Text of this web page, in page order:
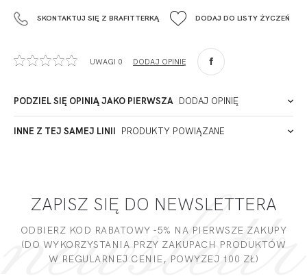
Fashiontex Group Sp.z o.o. Spółka komandytowa
+48 42 719 43 15
90-057
Polska
ADRES PUNKTU KONTAKTOWEGO
SKONTAKTUJ SIĘ Z BRAFITTERKĄ DODAJ DO LISTY ŻYCZEŃ
UWAGI 0 DODAJ OPINIĘ
PODZIEL SIĘ OPINIĄ JAKO PIERWSZA DODAJ OPINIĘ
Miałeś już kontakt z naszym produktem? Zostaw opinię
INNE Z TEJ SAMEJ LINII PRODUKTY POWIĄZANE
ZAPISZ SIĘ DO NEWSLETTERA
ODBIERZ KOD RABATOWY -5% NA PIERWSZE ZAKUPY
(DO WYKORZYSTANIA PRZY ZAKUPACH PRODUKTÓW
W REGULARNEJ CENIE, POWYZEJ 100 ZŁ)